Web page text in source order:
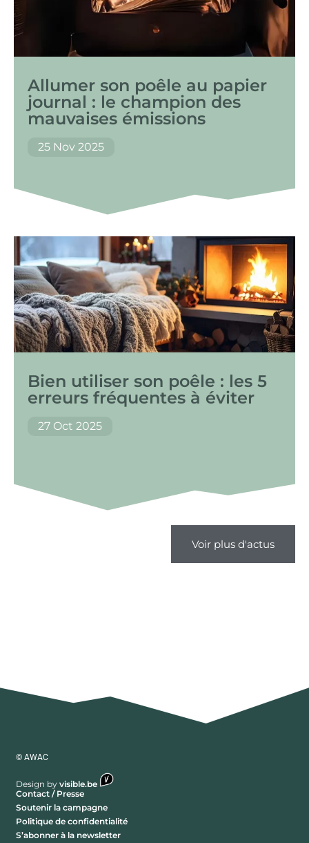
Allumer son poêle au papier
journal : le champion des
mauvaises émissions
25 Nov 2025
Bien utiliser son poêle : les 5
erreurs fréquentes à éviter
27 Oct 2025
Voir plus d'actus
© AWAC
Design byvisible.be
Contact / Presse
Soutenir la campagne
Politique de confidentialité
S’abonner à la newsletter